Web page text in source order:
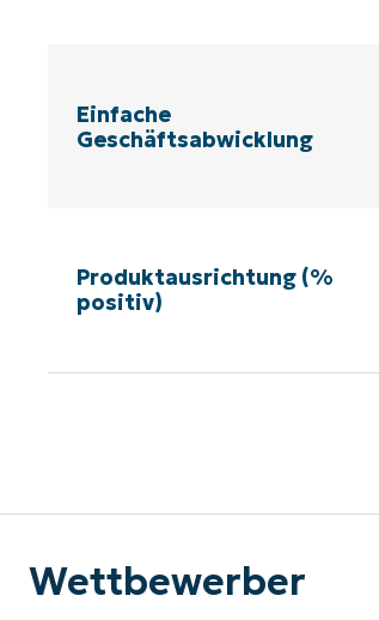
Einfache
Geschäftsabwicklung
Produktausrichtung (%
positiv)
Wettbewerber